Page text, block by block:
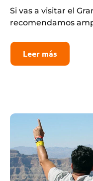
Si vas a visitar el
recomendamos
Leer más